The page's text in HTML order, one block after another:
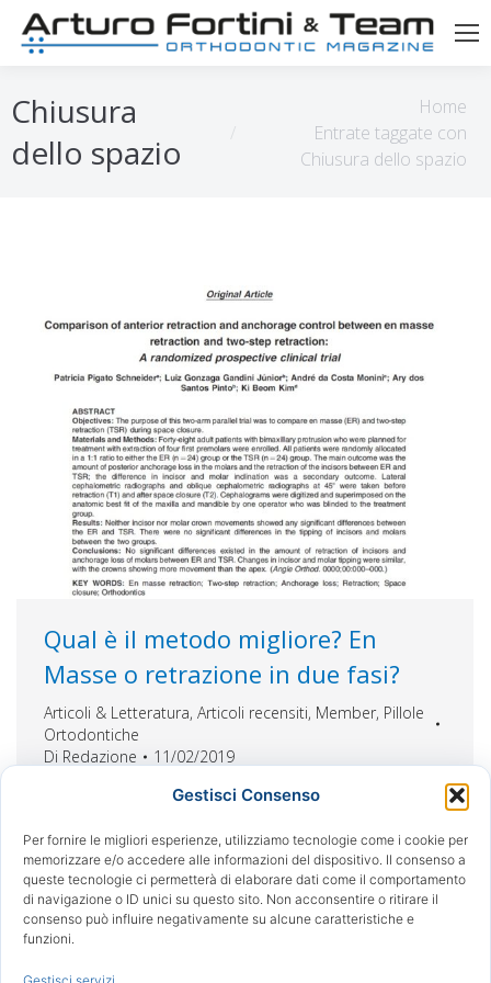
Gestisci Consenso
Per fornire le migliori esperienze, utilizziamo tecnologie come i cookie per
memorizzare e/o accedere alle informazioni del dispositivo. Il consenso a
queste tecnologie ci permetterà di elaborare dati come il comportamento
di navigazione o ID unici su questo sito. Non acconsentire o ritirare il
consenso può influire negativamente su alcune caratteristiche e
funzioni.
Chiusura
dello spazio
Home
Entrate taggate con
Chiusura dello spazio
Qual è il metodo migliore? En
Masse o retrazione in due fasi?
Articoli & Letteratura, Articoli recensiti, Member, Pillole
Ortodontiche
Di Redazione 11/02/2019
Confronto della retrazione del gruppo anteriore e
massa (ER) e retrazione in due fasi (TSR): Studio
clinico prospettico randomizzato L’articolo di
questa settimana è particolarmente interessante
perché ha dei risvolti pratici che possiamo
utilizzare nella clinica quotidiana. La ricerca parte
dalle considerazioni diverse sulla efficienza della